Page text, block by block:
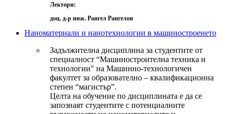
Лектори:
доц. д-р инж. Рангел Рангелов
Наноматериали и нанотехнологии в машиностроенето
Задължителна дисциплина за студентите от
специалност “Машиностроителна техника и
технологии" на Машинно-технологичен
факултет за образователно – квалификационна
степен “магистър”.
Целта на обучение по дисциплината е да се
запознаят студентите с потенциалните